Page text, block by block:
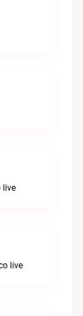
live
live